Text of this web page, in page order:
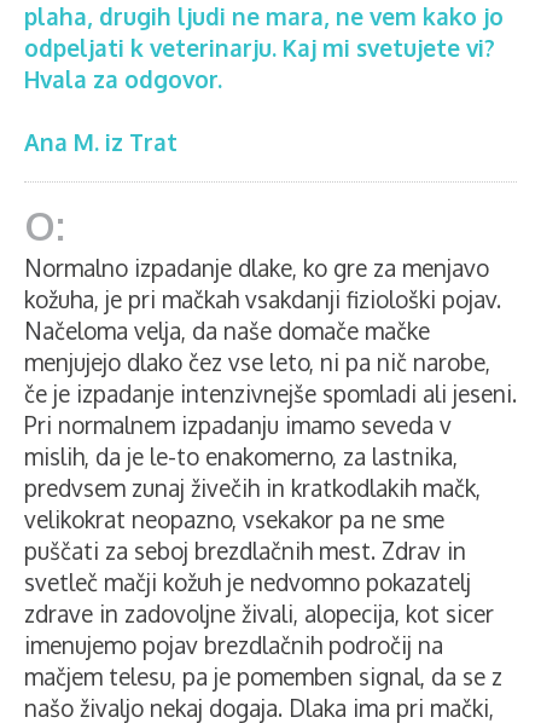
plaha, drugih ljudi ne mara, ne vem kako jo
odpeljati k veterinarju. Kaj mi svetujete vi?
Hvala za odgovor.
Ana M. iz Trat
Normalno izpadanje dlake, ko gre za menjavo
kožuha, je pri mačkah vsakdanji fiziološki pojav.
Načeloma velja, da naše domače mačke
menjujejo dlako čez vse leto, ni pa nič narobe,
če je izpadanje intenzivnejše spomladi ali jeseni.
Pri normalnem izpadanju imamo seveda v
mislih, da je le-to enakomerno, za lastnika,
predvsem zunaj živečih in kratkodlakih mačk,
velikokrat neopazno, vsekakor pa ne sme
puščati za seboj brezdlačnih mest. Zdrav in
svetleč mačji kožuh je nedvomno pokazatelj
zdrave in zadovoljne živali, alopecija, kot sicer
imenujemo pojav brezdlačnih področij na
mačjem telesu, pa je pomemben signal, da se z
našo živaljo nekaj dogaja. Dlaka ima pri mački,